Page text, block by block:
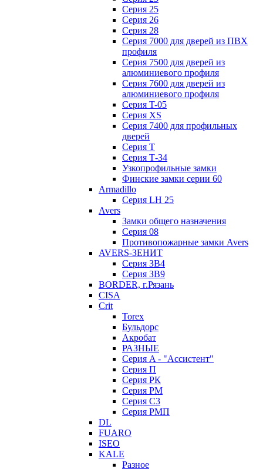
Серия 25
Серия 26
Серия 28
Серия 7000 для дверей из ПВХ
профиля
Серия 7500 для дверей из
алюминиевого профиля
Серия 7600 для дверей из
алюминиевого профиля
Серия T-05
Серия XS
Серия 7400 для профильных
дверей
Серия Т
Серия Т-34
Узкопрофильные замки
Финские замки серии 60
Armadillo
Серия LH 25
Avers
Замки общего назначения
Серия 08
Противопожарные замки Avers
AVERS-ЗЕНИТ
Серия ЗВ4
Серия ЗВ9
BORDER, г.Рязань
CISA
Crit
Torex
Бульдорс
Акробат
РАЗНЫЕ
Серия A - "Ассистент"
Серия П
Серия РК
Серия РМ
Серия С3
Серия РМП
DL
FUARO
ISEO
KALE
Разное